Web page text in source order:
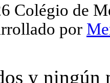
Colégio de
por
y ningún